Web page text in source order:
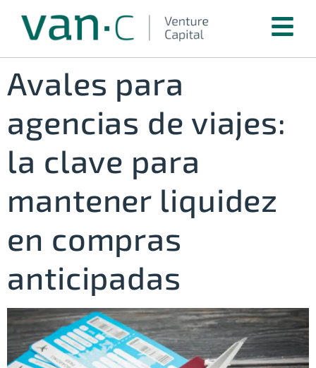
Avales para
agencias de viajes:
la clave para
mantener liquidez
en compras
anticipadas